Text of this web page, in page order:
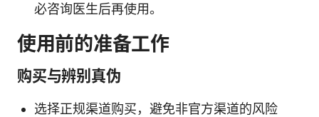
必咨询医生后再使用。
使用前的准备工作
购买与辨别真伪
选择正规渠道购买，避免非官方渠道的风险